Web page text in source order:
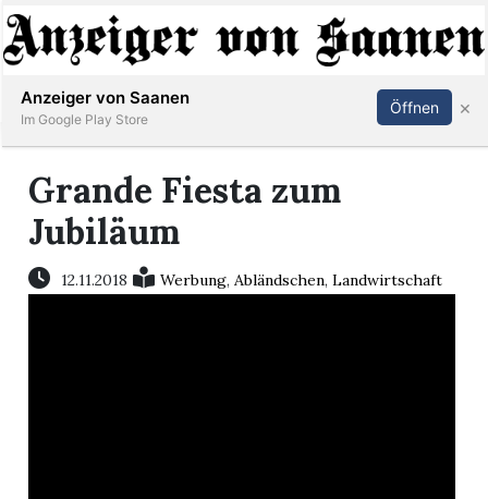
Abonnieren Anmelden
Grande Fiesta zum
Jubiläum
12.11.2018 Werbung,Abländschen,Landwirtschaft
Anzeiger von Saanen
Im Google Play Store
Öffnen ×